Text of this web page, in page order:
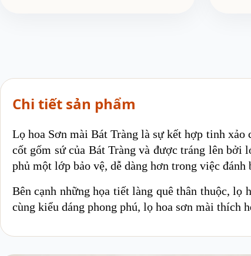
Chi tiết sản phẩm
Lọ hoa Sơn mài Bát Tràng là sự kết hợp tinh
cốt gốm sứ của Bát Tràng và được tráng lên bởi
phủ một lớp bảo vệ, dễ dàng hơn trong việc
Bên cạnh những họa tiết làng quê thân thuộc,
cùng kiểu dáng phong phú, lọ hoa sơn mài thích